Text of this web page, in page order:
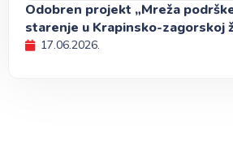
Odobren projekt „Mreža
starenje u Krapinsko-zagorskoj
17.06.2026.